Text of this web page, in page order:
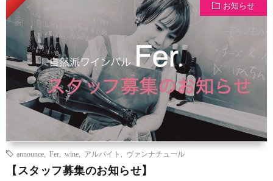
お知らせ
announce Fer wine アルバイト ヴァンナチュール
【スタッフ募集のお知らせ】